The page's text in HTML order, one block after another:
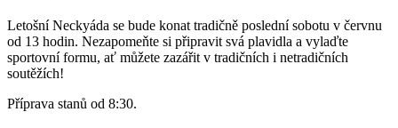
Letošní Neckyáda se bude konat tradičně poslední sobotu v červnu
od 13 hodin. Nezapomeňte si připravit svá plavidla a vylaďte
sportovní formu, ať můžete zazářit v tradičních i netradičních
soutěžích!
Příprava stanů od 8:30.